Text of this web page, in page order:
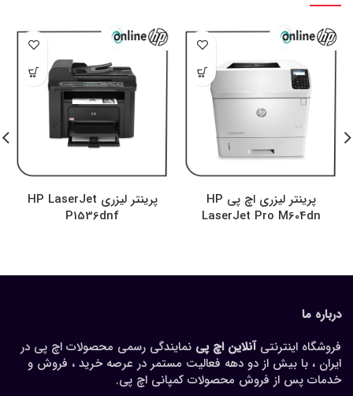
پرینتر لیزری اچ پی HP
LaserJet Pro M604dn
پرینتر لیزری HP LaserJet
P1536dnf
درباره ما
فروشگاه اینترنتیآنلاین اچ پی نمایندگی رسمی محصولات اچ پی در
ایران ، با بیش از دو دهه فعالیت مستمر در عرصه خرید ، فروش و
خدمات پس از فروش محصولات کمپانی اچ پی.